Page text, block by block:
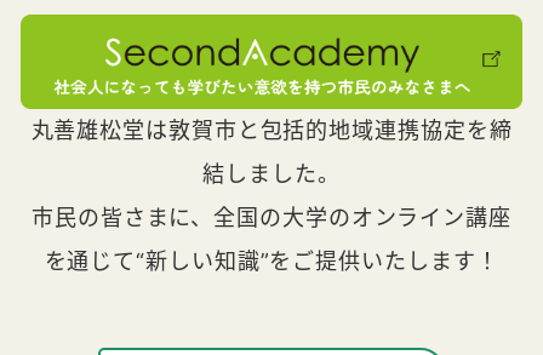
丸善雄松堂は敦賀市と包括的地域連携協定を締
結しました。
市民の皆さまに、全国の大学のオンライン講座
を通じて“新しい知識”をご提供いたします！